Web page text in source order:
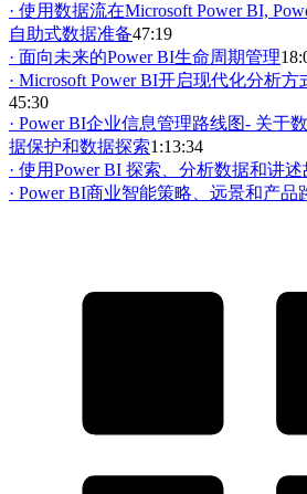
· 使用数据流在Microsoft Power BI,
自助式数据准备47:19
· 面向未来的Power BI生命周期管理
· Microsoft Power BI开启现代化分析
45:30
· Power BI企业信息管理路线图- 关于
据保护和数据探索1:13:34
· 使用Power BI 探索、分析数据和讲
· Power BI商业智能策略、远景和产品